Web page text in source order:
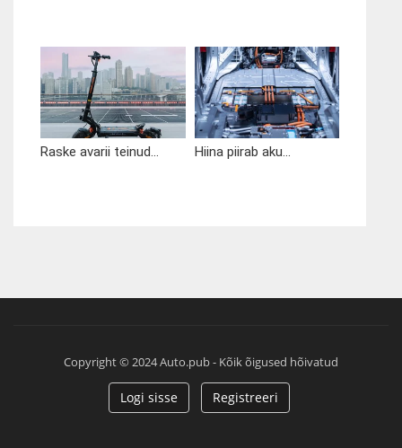
Raske avarii teinud... Hiina piirab aku...
Copyright © 2024 Auto.pub - Kõik õigused hõivatud
Logi sisse Registreeri